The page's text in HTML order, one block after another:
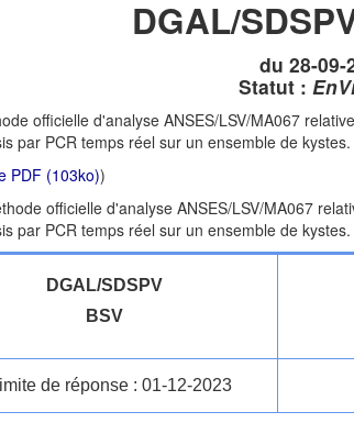
DGAL/
du 28-09-
Statut :
officielle d'analyse ANSES/LSV/MA067
par PCR temps réel sur un ensemble de kystes.
PDF (103ko))
officielle d'analyse ANSES/LSV/MA067
par PCR temps réel sur un ensemble de kystes.
DGAL/SDSPV
BSV
de réponse : 01-12-2023